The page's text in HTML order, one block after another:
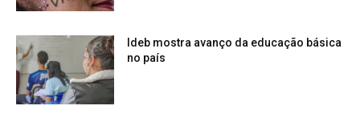
Ideb mostra avanço da educação básica
no país